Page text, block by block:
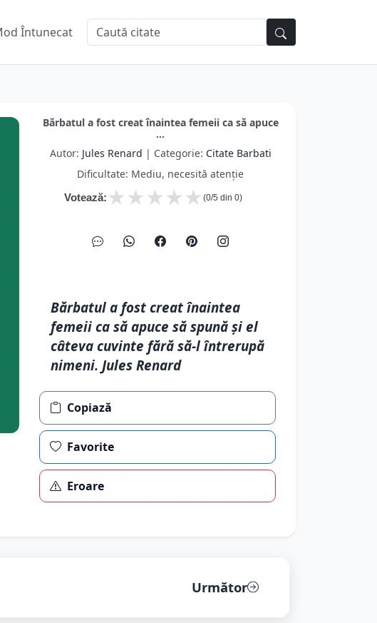
Întunecat
Bărbatul a fost creat înaintea femeii ca să apuce
...
Autor: Jules Renard | Categorie: Citate Barbati
Dificultate: Mediu, necesită atenție
Votează: ★
★
★
★
★ (0/5 din 0)
Bărbatul a fost creat înaintea
femeii ca să apuce să spună și el
câteva cuvinte fără să-l întrerupă
nimeni. Jules Renard
Copiază
Favorite
Eroare
Următor